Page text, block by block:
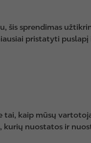
sprendimas
pristatyti
kaip mūsų
kurių nuostatos ir